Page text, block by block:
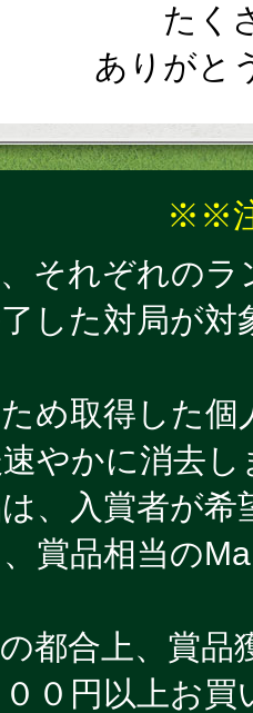
たく
ありがと
※※
、それぞれの
了した対局が
ため取得した
やかに消去し
は、入賞者が
賞品相当の
の都合上、賞
０円以上お